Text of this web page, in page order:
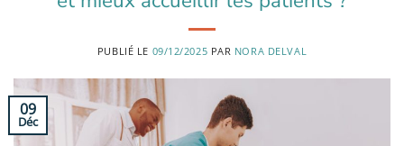
PUBLIÉ LE 09/12/2025 PAR NORA DELVAL
09
Déc